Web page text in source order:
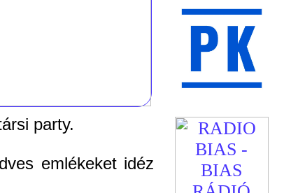
party.
emlékeket idéz